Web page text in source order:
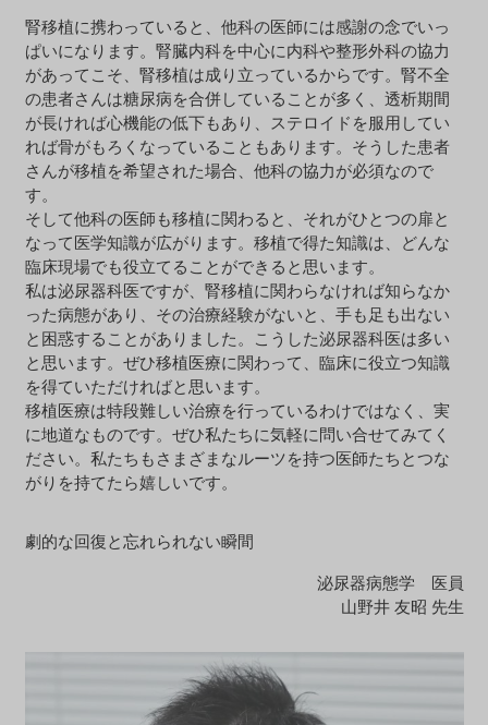
腎移植に携わっていると、他科の医師には感謝の念でいっ
ぱいになります。腎臓内科を中心に内科や整形外科の協力
があってこそ、腎移植は成り立っているからです。腎不全
の患者さんは糖尿病を合併していることが多く、透析期間
が長ければ心機能の低下もあり、ステロイドを服用してい
れば骨がもろくなっていることもあります。そうした患者
さんが移植を希望された場合、他科の協力が必須なので
す。
そして他科の医師も移植に関わると、それがひとつの扉と
なって医学知識が広がります。移植で得た知識は、どんな
臨床現場でも役立てることができると思います。
私は泌尿器科医ですが、腎移植に関わらなければ知らなか
った病態があり、その治療経験がないと、手も足も出ない
と困惑することがありました。こうした泌尿器科医は多い
と思います。ぜひ移植医療に関わって、臨床に役立つ知識
を得ていただければと思います。
移植医療は特段難しい治療を行っているわけではなく、実
に地道なものです。ぜひ私たちに気軽に問い合せてみてく
ださい。私たちもさまざまなルーツを持つ医師たちとつな
がりを持てたら嬉しいです。
劇的な回復と忘れられない瞬間
泌尿器病態学 医員
山野井 友昭 先生